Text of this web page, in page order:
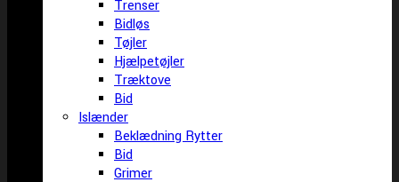
Trenser
Bidløs
Tøjler
Hjælpetøjler
Træktove
Bid
Islænder
Beklædning Rytter
Bid
Grimer